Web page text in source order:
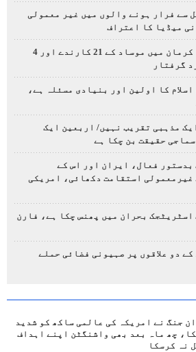
سے فرار ہونے والوں میں غیر معمولی
میڈیا کا اعتراف
ایرانی صوبہ کرمان میں موساد کے 21 کارندے اور 4
گرفتار
کا اولین اور بنیادی مسئلہ ہے،
مذہبی تقریب نہیں/ اربعین ایک
حقیقت بن چکا ہے
بدستور فعال، ایران اور اس کے
غیرمعمولی استقامت دکھائی، امریکی
اسٹریٹجک بحران میں پھنس چکا ہے، فارن
دو علاقوں پر صہیونی فضائی حملے
جنگ نے امریکہ کی عالمی ساکھ کو شدید
چھ ماہ بعد بھی واشنگٹن اپنے اہداف
نہ کرسکا